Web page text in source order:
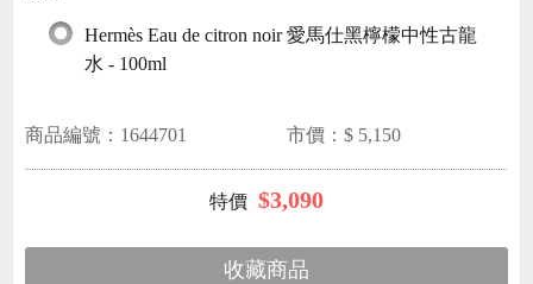
Hermès Eau de citron noir 愛馬仕黑檸檬中性古龍
水 - 100ml
商品編號： 1644701 市價：$ 5,150
$3,090
收藏商品